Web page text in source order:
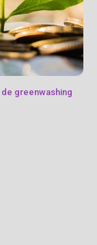
greenwashing